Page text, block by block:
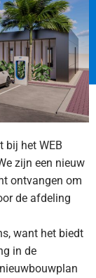
bij het WEB
zijn een nieuw
ontvangen om
de afdeling
want het biedt
in de